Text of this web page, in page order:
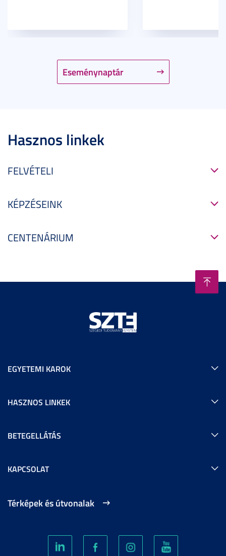
Eseménynaptár
Hasznos linkek
FELVÉTELI
KÉPZÉSEINK
CENTENÁRIUM
EGYETEMI KAROK
HASZNOS LINKEK
BETEGELLÁTÁS
KAPCSOLAT
Térképek és útvonalak